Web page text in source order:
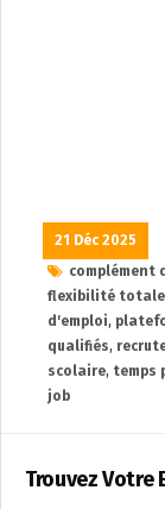
21 Déc 2025
complément
flexibilité totale
d'emploi,
qualifiés,
scolaire, temps
job
Trouvez Votre